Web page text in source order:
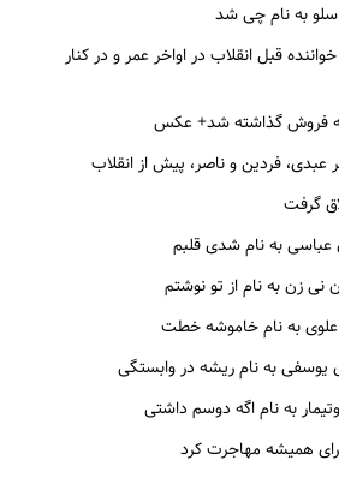
به نام چی شد
قبل انقلاب در اواخر عمر و در کنار
به فروش گذاشته شد+ عکس
فردین و ناصر، پیش از انقلاب
گرفت
عباسی به نام شدی قلبم
زن به نام از تو نوشتم
علوی به نام خاموشه خطت
یوسفی به نام ریشه در وابستگی
به نام اگه دوسم داشتی
همیشه مهاجرت کرد